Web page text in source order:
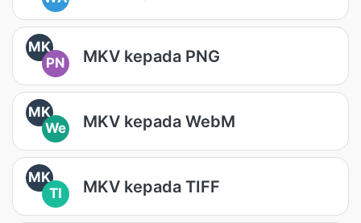
MK
PN
MKV kepada PNG
MK
We
MKV kepada WebM
MK
TI
MKV kepada TIFF